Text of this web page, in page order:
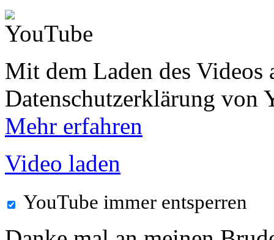
Mit dem Laden des Videos
Datenschutzerklärung von
Mehr erfahren
Video laden
YouTube immer entsperren